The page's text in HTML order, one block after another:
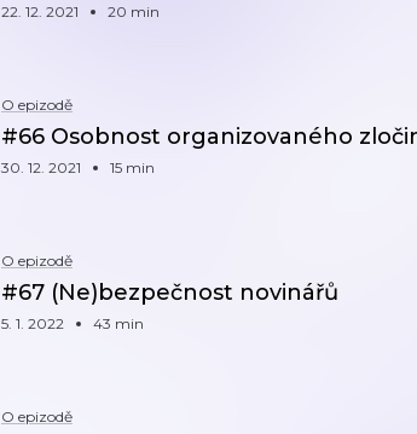
22. 12. 2021 20 min
O epizodě
#66 Osobnost organizovaného
30. 12. 2021 15 min
O epizodě
#67 (Ne)bezpečnost novinářů
5. 1. 2022 43 min
O epizodě